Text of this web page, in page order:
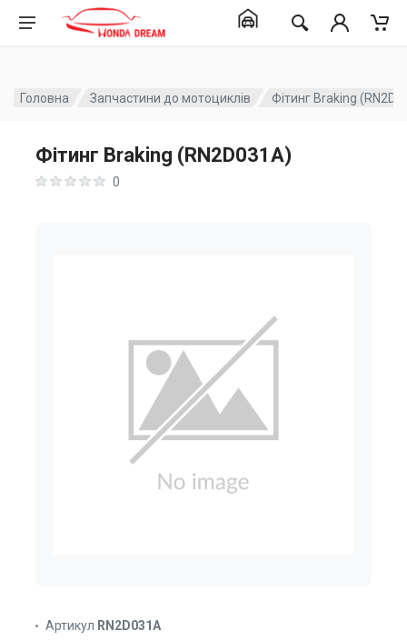
Головна Запчастини до мотоциклів Фітинг Braking
Фітинг Braking (RN2D031A)
0
Артикул RN2D031A